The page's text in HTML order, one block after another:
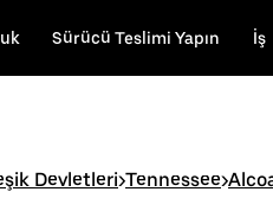
Sürücü Teslimi Yapın İş
Devletleri>Tennessee>